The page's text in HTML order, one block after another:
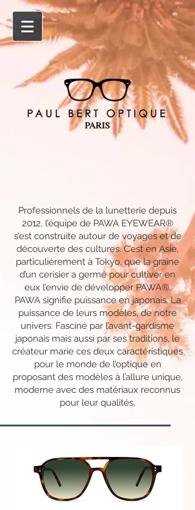
Professionnels de la lunetterie depuis
2012, l’équipe de PAWA EYEWEAR®
s’est construite autour de voyages et de
découverte des cultures. C’est en Asie,
particulièrement à Tokyo, que la graine
d’un cerisier a germé pour cultiver en
eux l’envie de développer PAWA®.
PAWA signifie puissance en japonais. La
puissance de leurs modèles, de notre
univers. Fasciné par l’avant-gardisme
japonais mais aussi par ses traditions, le
créateur marie ces deux caractéristiques
pour le monde de l’optique en
proposant des modèles à l’allure unique,
moderne avec des matériaux reconnus
pour leur qualités.